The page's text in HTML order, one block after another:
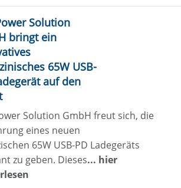
Solution
bringt ein
65W USB-
auf den
Solution GmbH freut sich, die
eines neuen
65W USB-PD Ladegeräts
zu geben. Dieses... hier